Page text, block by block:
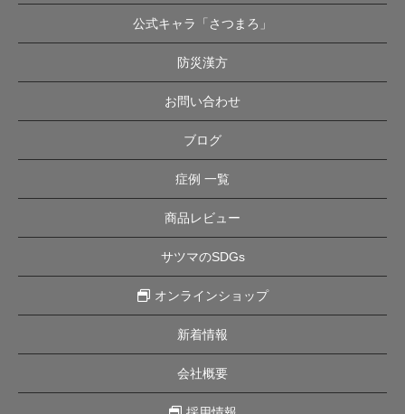
公式キャラ「さつまろ」
防災漢方
お問い合わせ
ブログ
症例 一覧
商品レビュー
サツマのSDGs
オンラインショップ
新着情報
会社概要